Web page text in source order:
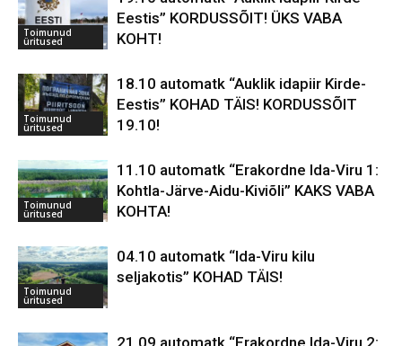
Toimunud
üritused
Eestis” KORDUSSÕIT! ÜKS VABA
KOHT!
Toimunud
üritused
18.10 automatk “Auklik idapiir Kirde-
Eestis” KOHAD TÄIS! KORDUSSÕIT
19.10!
Toimunud
üritused
11.10 automatk “Erakordne Ida-Viru 1:
Kohtla-Järve-Aidu-Kiviõli” KAKS VABA
KOHTA!
Toimunud
üritused
04.10 automatk “Ida-Viru kilu
seljakotis” KOHAD TÄIS!
21.09 automatk “Erakordne Ida-Viru 2: